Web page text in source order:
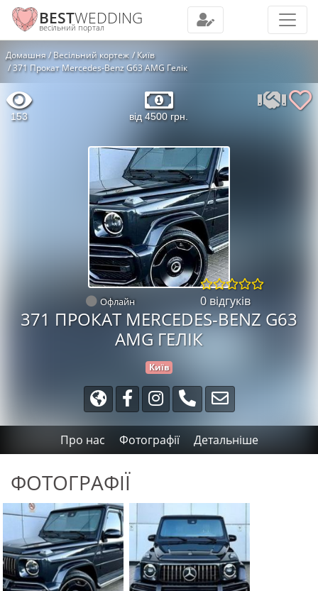
BESTWEDDING
весільний портал
Домашня Весільний кортеж
Київ
371 Прокат Mercedes-Benz G63 AMG Гелік
153 від 4500 грн.
Офлайн 0 відгуків
371 ПРОКАТ MERCEDES-BENZ G63
AMG ГЕЛІК
Київ
Про нас Фотографії Детальніше
ФОТОГРАФІЇ